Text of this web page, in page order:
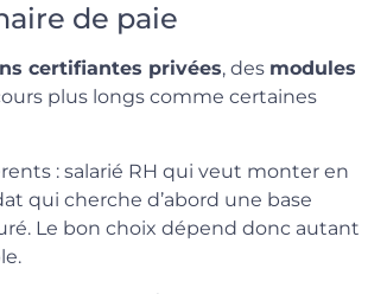
de paie
certifiantes privées, des modules
plus longs comme certaines
: salarié RH qui veut monter en
qui cherche d’abord une base
Le bon choix dépend donc autant